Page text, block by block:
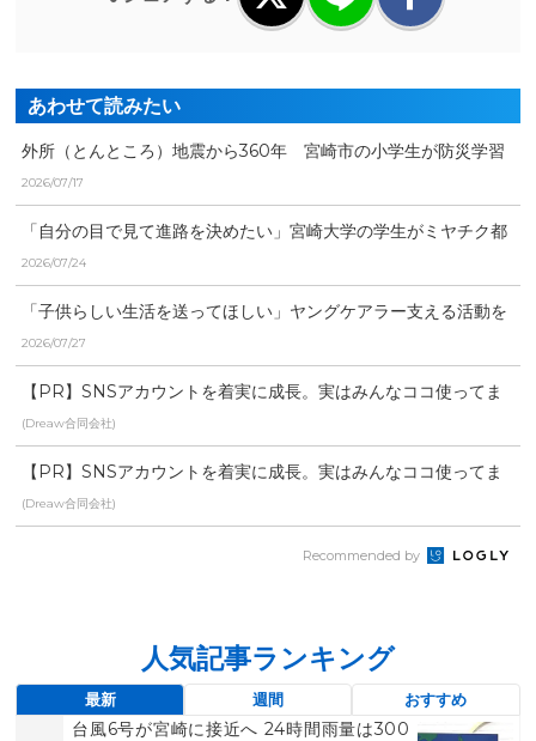
あわせて読みたい
外所（とんところ）地震から360年 宮崎市の小学生が防災学習
で意識高める
2026/07/17
「自分の目で見て進路を決めたい」宮崎大学の学生がミヤチク都
農工場を見学 第一次産...
2026/07/24
「子供らしい生活を送ってほしい」ヤングケアラー支える活動を
する人たちの思いは【特...
2026/07/27
【PR】SNSアカウントを着実に成長。実はみんなココ使ってま
す。
(Dreaw合同会社)
【PR】SNSアカウントを着実に成長。実はみんなココ使ってま
す。
(Dreaw合同会社)
Recommended by
人気記事ランキング
最新 週間 おすすめ
台風6号が宮崎に接近へ 24時間雨量は300